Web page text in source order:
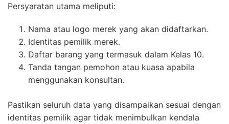
Persyaratan utama meliputi:
Nama atau logo merek yang akan didaftarkan.
Identitas pemilik merek.
Daftar barang yang termasuk dalam Kelas 10.
Tanda tangan pemohon atau kuasa apabila
menggunakan konsultan.
Pastikan seluruh data yang disampaikan sesuai dengan
identitas pemilik agar tidak menimbulkan kendala